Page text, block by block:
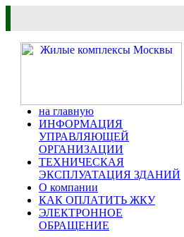
на главную
ИНФОРМАЦИЯ
УПРАВЛЯЮЩЕЙ
ОРГАНИЗАЦИИ
ТЕХНИЧЕСКАЯ
ЭКСПЛУАТАЦИЯ ЗДАНИЙ
О компании
КАК ОПЛАТИТЬ ЖКУ
ЭЛЕКТРОННОЕ
ОБРАЩЕНИЕ